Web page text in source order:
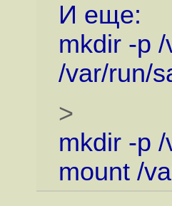
И еще:
mkdir -p
/var/run/
>
mkdir -p
mount /